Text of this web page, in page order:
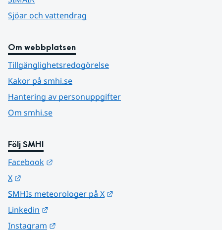
Sjöar och vattendrag
Om webbplatsen
Tillgänglighetsredogörelse
Kakor på smhi.se
Hantering av personuppgifter
Om smhi.se
Följ SMHI
Facebook
X
SMHIs meteorologer på X
Linkedin
Instagram